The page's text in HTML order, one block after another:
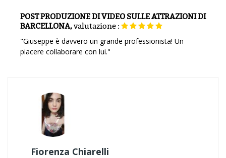
POST PRODUZIONE DI VIDEO SULLE ATTRAZIONI DI
BARCELLONA,valutazione:
"Giuseppe è davvero un grande professionista! Un
piacere collaborare con lui."
Fiorenza Chiarelli